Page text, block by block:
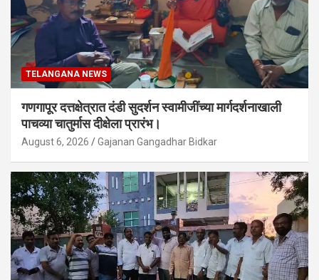
TELANGANA NEWS
गणगापूर दत्तक्षेत्रात दंडी सुदर्शन स्वामीजींच्या मार्गदर्शनाखाली
पाचव्या चातुर्मास दीक्षेला प्रारंभ।
August 6, 2026 Gajanan Gangadhar Bidkar